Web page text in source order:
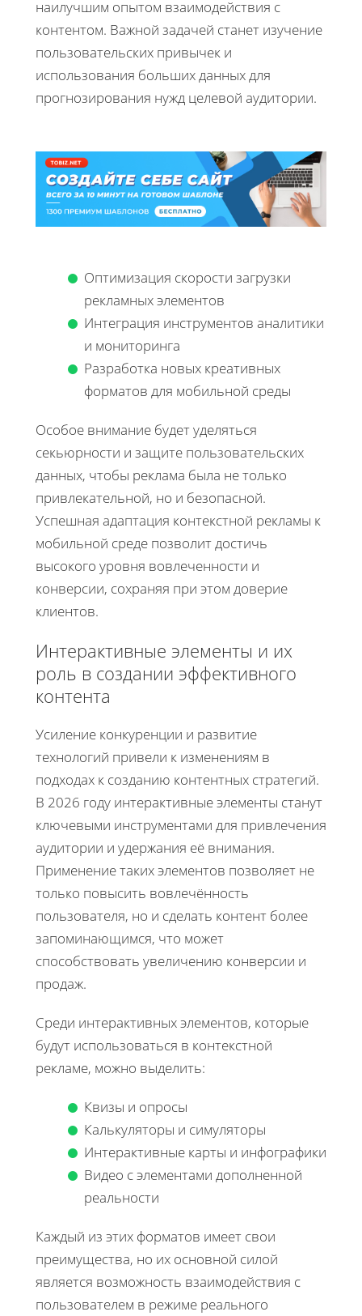
наилучшим опытом взаимодействия с
контентом. Важной задачей станет изучение
пользовательских привычек и
использования больших данных для
прогнозирования нужд целевой аудитории.
Оптимизация скорости загрузки
рекламных элементов
Интеграция инструментов аналитики
и мониторинга
Разработка новых креативных
форматов для мобильной среды
Особое внимание будет уделяться
секьюрности и защите пользовательских
данных, чтобы реклама была не только
привлекательной, но и безопасной.
Успешная адаптация контекстной рекламы к
мобильной среде позволит достичь
высокого уровня вовлеченности и
конверсии, сохраняя при этом доверие
клиентов.
Интерактивные элементы и их
роль в создании эффективного
контента
Усиление конкуренции и развитие
технологий привели к изменениям в
подходах к созданию контентных стратегий.
В 2026 году интерактивные элементы станут
ключевыми инструментами для привлечения
аудитории и удержания её внимания.
Применение таких элементов позволяет не
только повысить вовлечённость
пользователя, но и сделать контент более
запоминающимся, что может
способствовать увеличению конверсии и
продаж.
Среди интерактивных элементов, которые
будут использоваться в контекстной
рекламе, можно выделить:
Квизы и опросы
Калькуляторы и симуляторы
Интерактивные карты и инфографики
Видео с элементами дополненной
реальности
Каждый из этих форматов имеет свои
преимущества, но их основной силой
является возможность взаимодействия с
пользователем в режиме реального